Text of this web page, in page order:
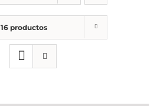
ALQUILER DE BICICLETAS
16 productos